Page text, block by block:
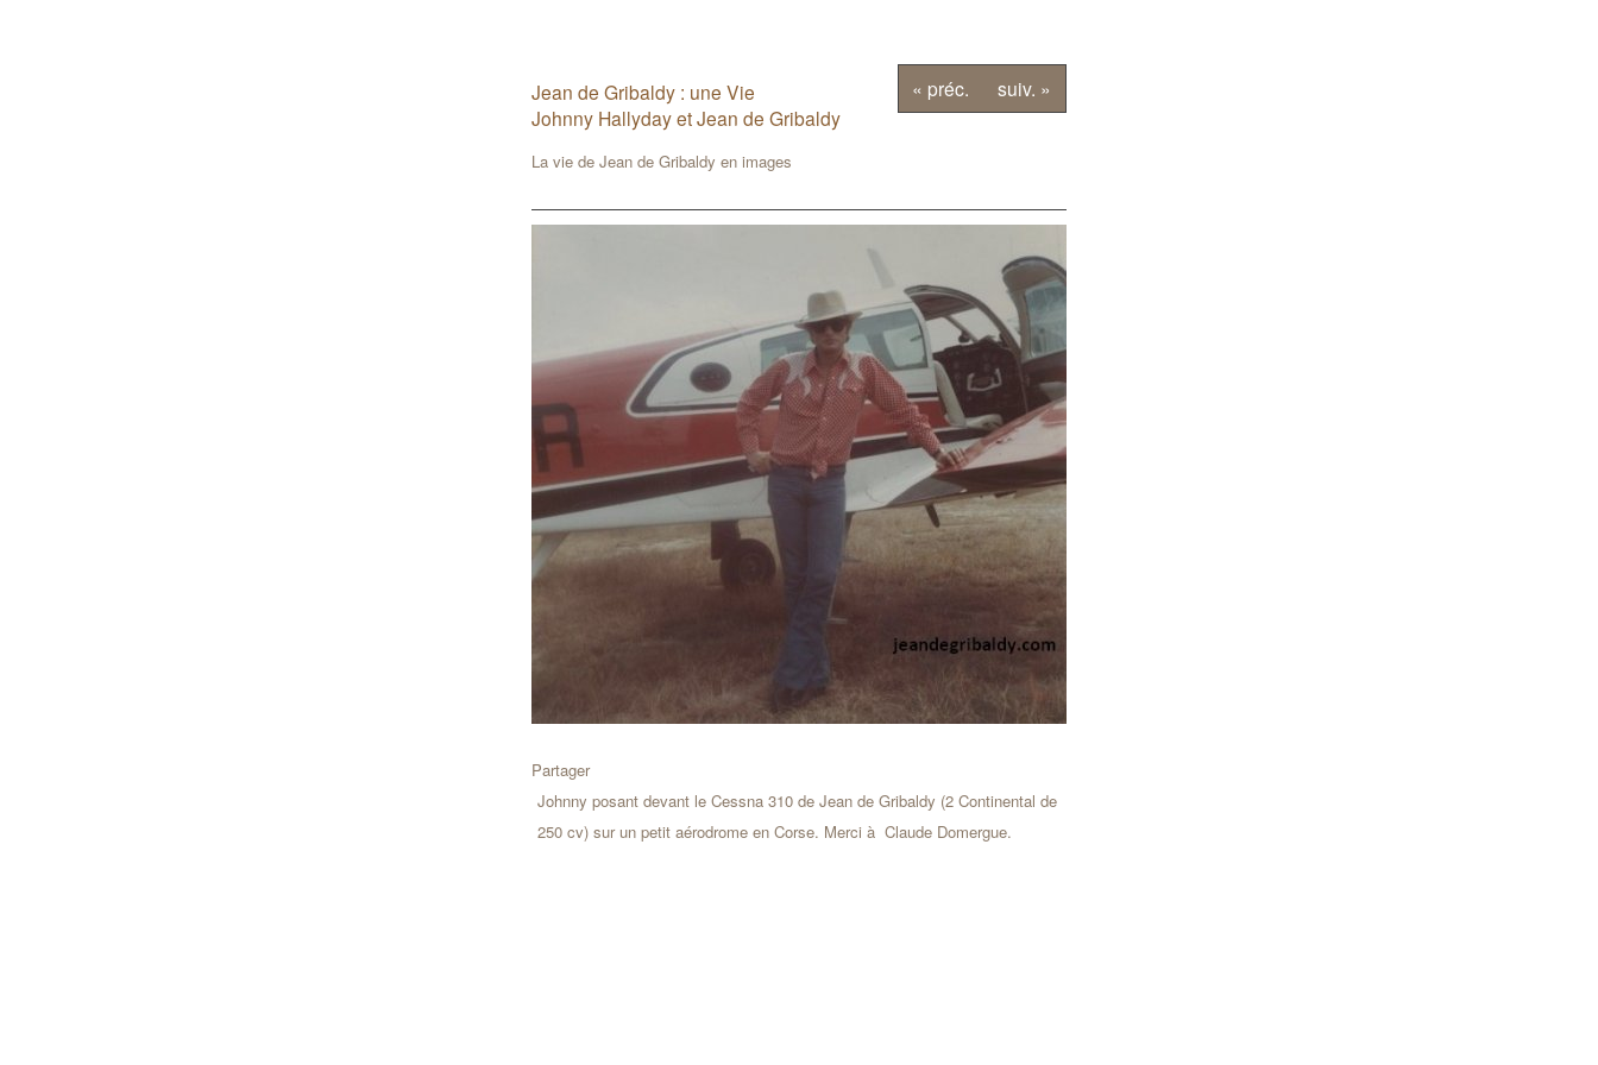
« préc. suiv. »
Jean de Gribaldy : une Vie
Johnny Hallyday et Jean de Gribaldy
La vie de Jean de Gribaldy en images
Partager
Johnny posant devant le Cessna 310 de Jean de Gribaldy (2 Continental de
250 cv) sur un petit aérodrome en Corse. Merci à Claude Domergue.